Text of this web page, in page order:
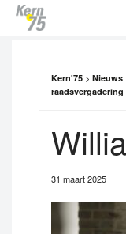
Kern'75 > Nieuws
raadsvergadering
31 maart 2025